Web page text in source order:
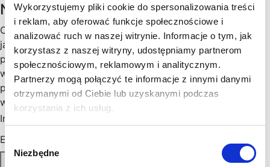
Wykorzystujemy pliki cookie do spersonalizowania treści
i reklam, aby oferować funkcje społecznościowe i
analizować ruch w naszej witrynie. Informacje o tym, jak
korzystasz z naszej witryny, udostępniamy partnerom
społecznościowym, reklamowym i analitycznym.
Partnerzy mogą połączyć te informacje z innymi danymi
otrzymanymi od Ciebie lub uzyskanymi podczas
korzystania z ich usług.
Wybór
zgody
Niezbędne
Newsletter
Chętny, chętna na więcej praktycznych porad prawnych
jak wesprzeć rozwój Twojego biznesu, zoptymalizować
podatki, zminimalizować formalności? Cenimy Twój czas:
wysyłamy konkrety, rzetelne informacje sprawdzone w
praktyce i ważne aktualizacje w prawie, które mogą mieć
wpływ na Twoj biznes. Skorzystaj!
Imię
Email
Zapisz się